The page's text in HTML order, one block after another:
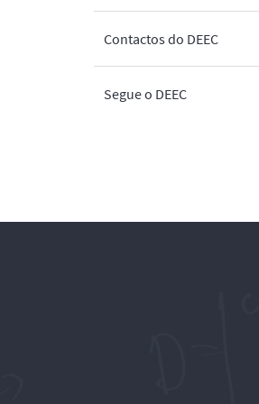
Contactos do DEEC
Segue o DEEC